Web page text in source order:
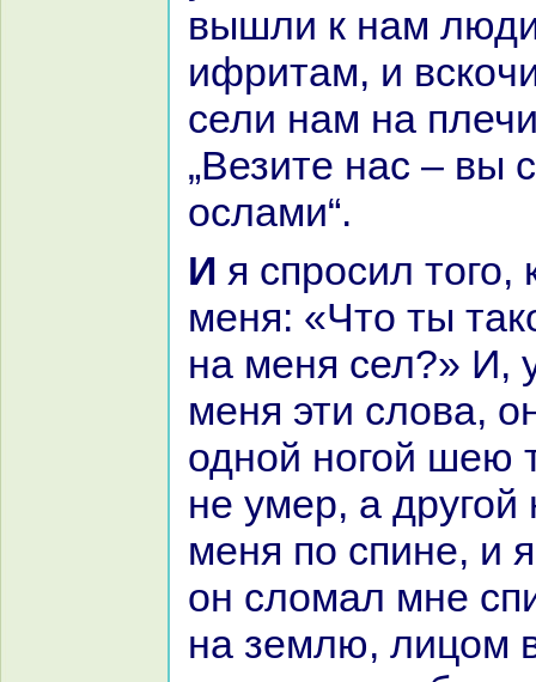
вышли к нaм
ифритам, и
сели нaм нa
„Везите нaс – вы
ослами“.
И я спросил того, кто сел нa
меня: «Что ты
нa меня сел?» И,
меня эти слова,
одной ногой шею
не умер, а другой
меня по спине, и
он сломал мне
нa землю, лицом